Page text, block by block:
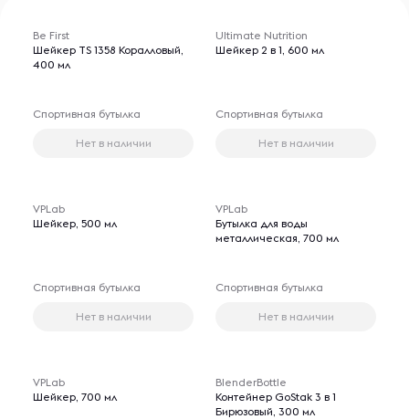
Be First
Шейкер TS 1358 Коралловый,
400 мл
Спортивная бутылка
Нет в наличии
Ultimate Nutrition
Шейкер 2 в 1, 600 мл
Спортивная бутылка
Нет в наличии
VPLab
Шейкер, 500 мл
Спортивная бутылка
Нет в наличии
VPLab
Бутылка для воды
металлическая, 700 мл
Спортивная бутылка
Нет в наличии
VPLab
Шейкер, 700 мл
BlenderBottle
Контейнер GoStak 3 в 1
Бирюзовый, 300 мл